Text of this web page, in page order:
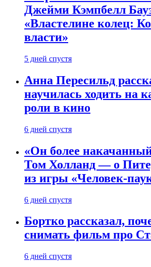
Джейми Кэмпбелл
«Властелине колец:
власти»
5 дней спустя
Анна Пересильд
научилась ходить на
роли в кино
6 дней спустя
«Он более
Том Холланд — о
из игры «Человек-
6 дней спустя
Бортко рассказал,
снимать фильм про
6 дней спустя